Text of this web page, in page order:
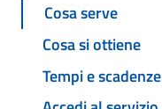
Cosa serve
Cosa si ottiene
Tempi e scadenze